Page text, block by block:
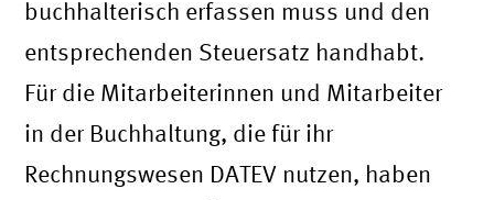
buchhalterisch erfassen muss und den
entsprechenden Steuersatz handhabt.
Für die Mitarbeiterinnen und Mitarbeiter
in der Buchhaltung, die für ihr
Rechnungswesen DATEV nutzen, haben